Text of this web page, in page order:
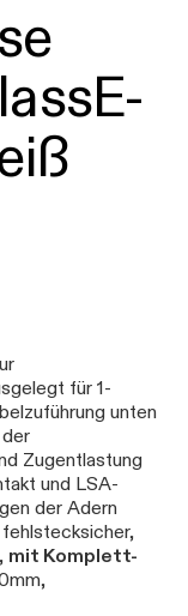
für 1-
unten
Zugentlastung
und LSA-
der Adern
fehlstecksicher,
mit Komplett-